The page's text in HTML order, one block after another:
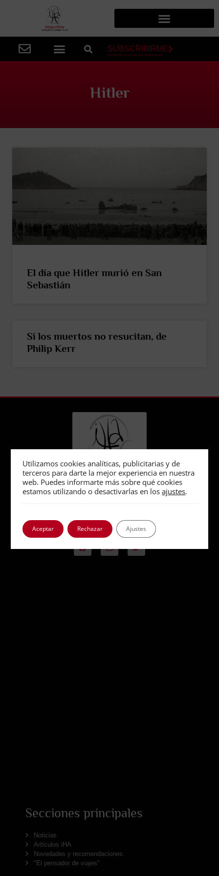
SUBSCRIBIRME
Hitler
El día que Hitler murió en San
Sebastián
Si los muertos no resucitan, de
Philip Kerr
historia
Secciones principales
Noticias
Artículos iHA
Novedades y recomendaciones
"El pensador de viajes"
Utilizamos cookies analíticas, publicitarias y de
terceros para darte la mejor experiencia en nuestra
web. Puedes informarte más sobre qué cookies
estamos utilizando o desactivarlas en losajustes.
Aceptar Rechazar Ajustes